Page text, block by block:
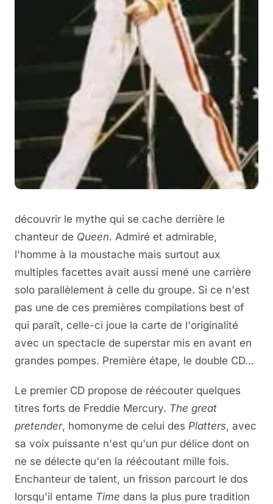
découvrir le mythe qui se cache derrière le
chanteur de Queen. Admiré et admirable,
l'homme à la moustache mais surtout aux
multiples facettes avait aussi mené une carrière
solo parallèlement à celle du groupe. Si ce n'est
pas une de ces premières compilations best of
qui paraît, celle-ci joue la carte de l'originalité
avec un spectacle de superstar mis en avant en
grandes pompes. Première étape, le double CD...
Le premier CD propose de réécouter quelques
titres forts de Freddie Mercury. The great
pretender, homonyme de celui des Platters, avec
sa voix puissante n'est qu'un pur délice dont on
ne se délecte qu'en la réécoutant mille fois.
Enchanteur de talent, un frisson parcourt le dos
lorsqu'il entame Time dans la plus pure tradition